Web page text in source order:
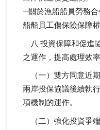
─關於漁船船員勞務
船船員工傷保險保障
八 投資保障和促進
之運作，提高處理效率
（一）雙方同意近
兩岸投保協議後續執
項機制的運作。
（二）強化投資爭